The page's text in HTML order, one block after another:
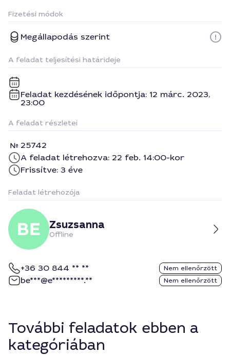
Fizetési módok
Megállapodás szerint
A feladat teljesítési határideje
Feladat kezdésének időpontja: 12 márc. 2023,
23:00
A feladat részletei
25742
A feladat létrehozva: 22 feb. 14:00-kor
Frissítve: 3 éve
Feladat létrehozója
Zsuzsanna
Offline
+36 30 844 ** ** Nem ellenőrzött
be***@e*********.** Nem ellenőrzött
További feladatok ebben a
kategóriában